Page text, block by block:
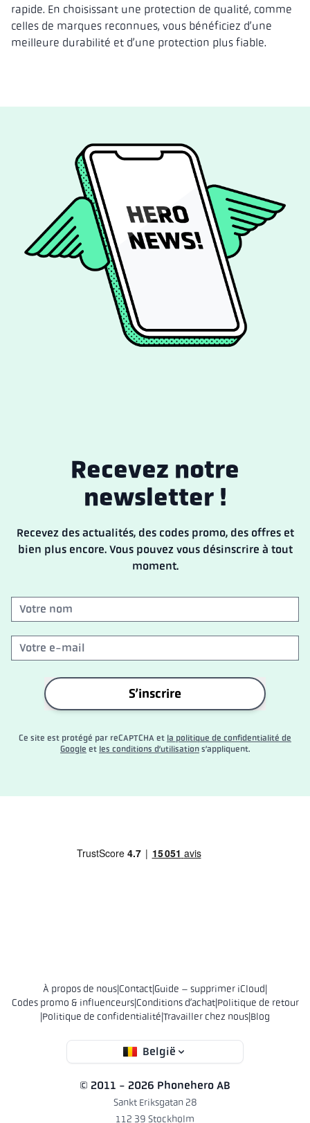
rapide. En choisissant une protection de qualité, comme
celles de marques reconnues, vous bénéficiez d’une
meilleure durabilité et d’une protection plus fiable.
Recevez notre
newsletter !
Recevez des actualités, des codes promo, des offres et
bien plus encore. Vous pouvez vous désinscrire à tout
moment.
S’inscrire
Ce site est protégé par reCAPTCHA et la politique de confidentialité de
Google et les conditions d’utilisation s’appliquent.
À propos de nous|Contact|Guide – supprimer iCloud|
Codes promo & influenceurs|Conditions d’achat|Politique de retour
|Politique de confidentialité|Travailler chez nous|Blog
België
© 2011 - 2026 Phonehero AB
Sankt Eriksgatan 28
112 39 Stockholm